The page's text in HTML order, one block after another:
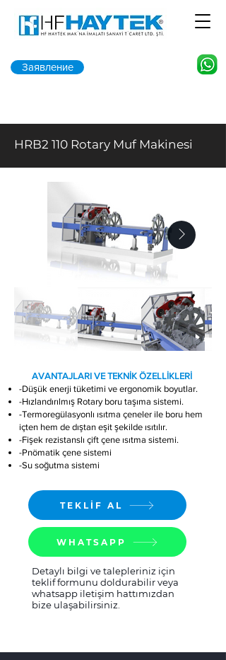
Заявление
HRB2 110 Rotary Muf Makinesi
​ AVANTAJLARI VE TEKNİK ÖZELLİKLERİ
-Düşük enerji tüketimi ve ergonomik boyutlar.
-Hızlandırılmış Rotary boru taşıma sistemi.
-Termoregülasyonlı ısıtma çeneler ile boru hem
içten hem de dıştan eşit şekilde ısıtılır.
-Fişek rezistanslı çift çene ısıtma sistemi.
-Pnömatik çene sistemi
-Su soğutma sistemi
TEKLİF AL
WHATSAPP
Detaylı bilgi ve talepleriniz için
teklif formunu doldurabilir veya
whatsapp iletişim hattımızdan
bize ulaşabilirsiniz.